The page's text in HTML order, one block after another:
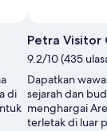
di
Petra Visitor
9.2/10 (435
Dapatkan
sejarah dan
menghargai
terletak di luar